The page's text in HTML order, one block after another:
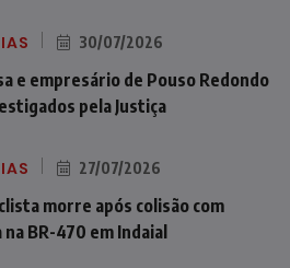
30/07/2026
e empresário de Pouso Redondo
pela Justiça
27/07/2026
morre após colisão com
BR-470 em Indaial